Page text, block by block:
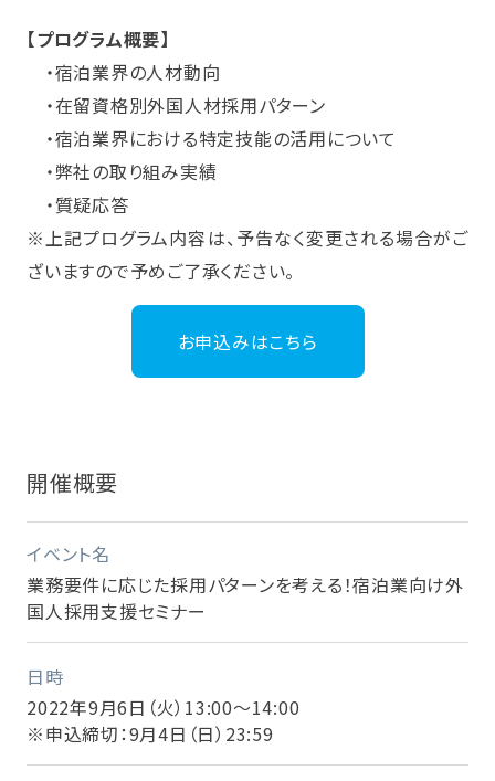
【プログラム概要】
・宿泊業界の人材動向
・在留資格別外国人材採用パターン
・宿泊業界における特定技能の活用について
・弊社の取り組み実績
・質疑応答
※上記プログラム内容は、予告なく変更される場合がご
ざいますので予めご了承ください。
お申込みはこちら
開催概要
イベント名
業務要件に応じた採用パターンを考える！宿泊業向け外
国人採用支援セミナー
日時
2022年9月6日（火）13:00～14:00
※申込締切：9月4日（日）23:59